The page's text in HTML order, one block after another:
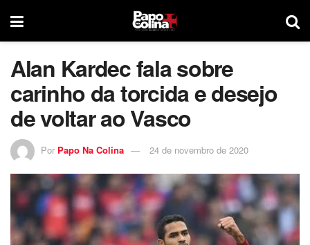
Alan Kardec fala sobre
carinho da torcida e desejo
de voltar ao Vasco
Por Papo Na Colina 24 de novembro de 2020